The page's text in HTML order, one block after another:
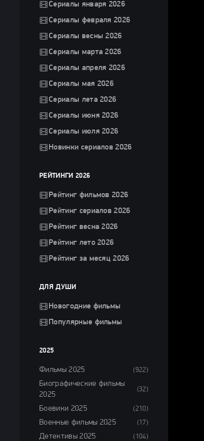
Сериалы января 2026
Сериалы февраля 2026
Сериалы весны 2026
Сериалы марта 2026
Сериалы апреля 2026
Сериалы мая 2026
Сериалы лета 2026
Сериалы июня 2026
Сериалы июля 2026
Новинки сериалов 2026
РЕЙТИНГИ 2026
Рейтинг фильмов 2026
Рейтинг сериалов 2026
Рейтинг весна 2026
Рейтинг лето 2026
Рейтинг за месяц 2026
ДЛЯ ДУШИ
Новогодние фильмы
Популярные фильмы
2025
Фильмы 2025 (922)
Биографические фильмы
2025
(32)
Боевики 2025 (210)
Военные фильмы 2025 (17)
Детективы 2025 (104)